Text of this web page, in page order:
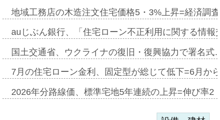
地域工務店の木造注文住宅価格5・3%上昇=経済調
auじぶん銀行、「住宅ローン不正利用に関する情
国土交通省、ウクライナの復旧・復興協力で署名
7月の住宅ローン金利、固定型が総じて低下=6月か
2026年分路線価、標準宅地5年連続の上昇=伸び率